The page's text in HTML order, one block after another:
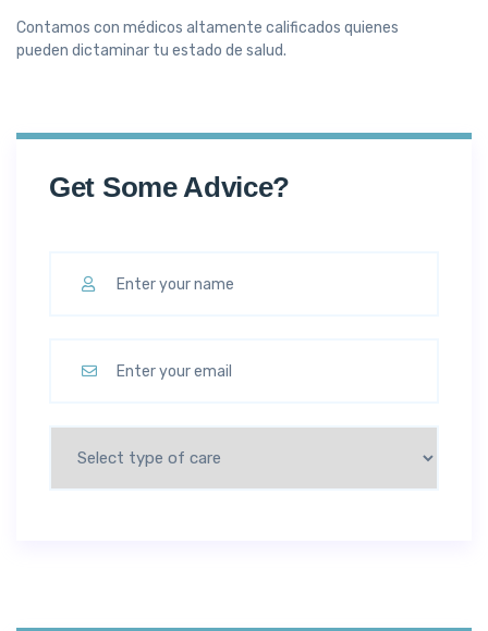
Contamos con médicos altamente calificados quienes
pueden dictaminar tu estado de salud.
Get Some Advice?